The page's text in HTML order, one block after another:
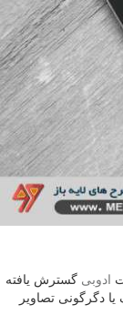
ادوبی گسترش یافته
دگرگونی تصاویر